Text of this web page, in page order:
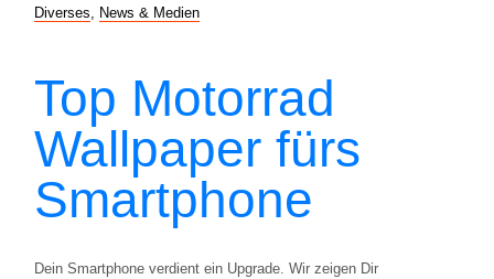
Diverses News & Medien
Top Motorrad
Wallpaper fürs
Smartphone
Dein Smartphone verdient ein Upgrade. Wir zeigen Dir